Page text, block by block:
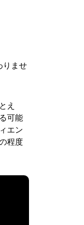
りませ
え
可能
エン
程度